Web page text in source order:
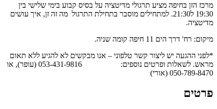
מרכז הזן בחיפה מציע תרגולי מדיטציה על בסיס קבוע בימי שלישי בין
19:30 ל21:30. למתחילים מוסבר בתחילת התרגול מה זה זן, איך עושים
מדיטציה.
מיקום: רח' דרך הים 11 חיפה קומה שניה.
*לפני ההגעה יש ליצור קשר טלפוני – אנו מבקשים לא להגיע ללא תאום
מראש. לשאלות ופרטים נוספים: 053-431-9816 (עופר), או
050-789-8470 (אורי)
פרטים